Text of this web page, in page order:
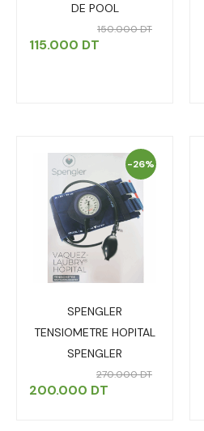
DE POOL
150.000DT
115.000 DT
-26%
SPENGLER
TENSIOMETRE HOPITAL
SPENGLER
270.000DT
200.000 DT